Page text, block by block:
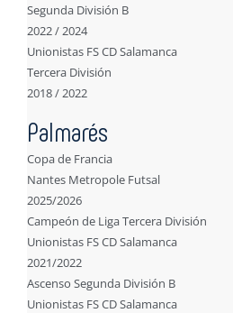
Segunda División B
2022 / 2024
Unionistas FS CD Salamanca
Tercera División
2018 / 2022
Palmarés
Copa de Francia
Nantes Metropole Futsal
2025/2026
Campeón de Liga Tercera División
Unionistas FS CD Salamanca
2021/2022
Ascenso Segunda División B
Unionistas FS CD Salamanca